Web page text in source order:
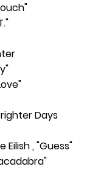
Days
Eilish , "Guess"